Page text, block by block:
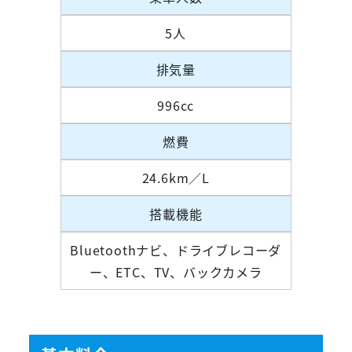
5人
排気量
996cc
燃費
24.6km／L
搭載機能
Bluetoothナビ、ドライブレコーダ
ー、ETC、TV、バックカメラ